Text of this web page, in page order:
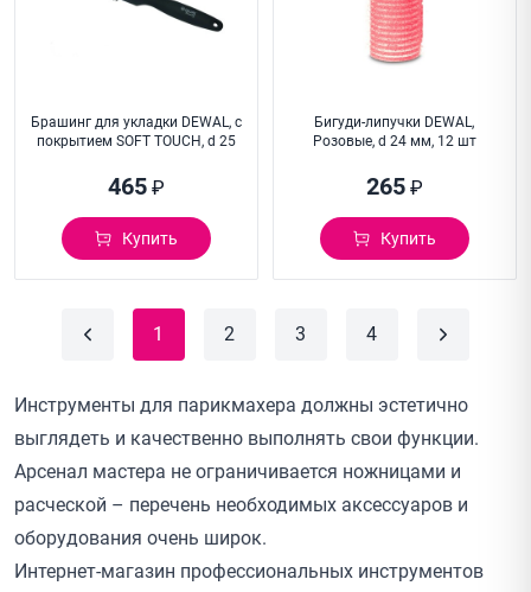
Брашинг для укладки DEWAL, с
покрытием SOFT TOUCH, d 25
465₽
Купить
Бигуди-липучки DEWAL,
Розовые, d 24 мм, 12 шт
265₽
Купить
1 2 3 4
Инструменты для парикмахера должны эстетично
выглядеть и качественно выполнять свои функции.
Арсенал мастера не ограничивается ножницами и
расческой – перечень необходимых аксессуаров и
оборудования очень широк.
Интернет-магазин профессиональных инструментов